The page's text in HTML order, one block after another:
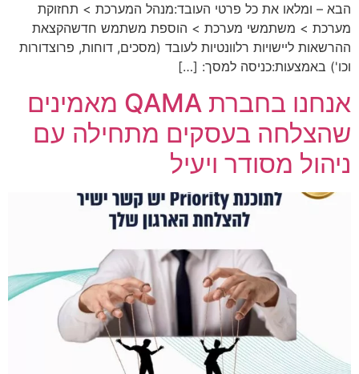
הבא – ומלאו את כל פרטי העובד:מנהל המערכת > תחזוקת
מערכת > משתמשי מערכת > הוספת משתמש חדשהקצאת
ההרשאות ליישויות רלוונטיות לעובד (מסכים, דוחות, פרוצדורות
וכו') באמצעות:כניסה למסך: […]
אנחנו בחברת QAMA מאמינים
שהצלחה בעסקים מתחילה עם
ניהול מסודר ויעיל